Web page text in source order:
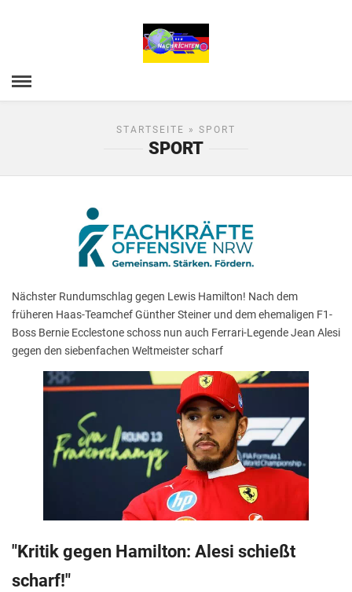
STARTSEITE » SPORT
SPORT
Nächster Rundumschlag gegen Lewis Hamilton! Nach dem
früheren Haas-Teamchef Günther Steiner und dem ehemaligen F1-
Boss Bernie Ecclestone schoss nun auch Ferrari-Legende Jean Alesi
gegen den siebenfachen Weltmeister scharf
"Kritik gegen Hamilton: Alesi schießt
scharf!"